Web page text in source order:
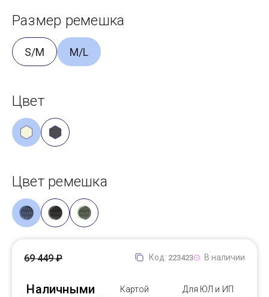
Размер ремешка
S/M M/L
Цвет
Цвет ремешка
Код: 223423 В наличии
Наличными Картой Для ЮЛ и ИП
69 449 ₽